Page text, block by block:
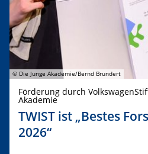
© Die Junge Akademie/Bernd Brundert
Förderung durch
Akademie
TWIST ist „Bestes
2026“